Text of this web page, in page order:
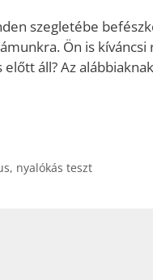
szegletébe
Ön is
áll? Az
, nyalókás teszt